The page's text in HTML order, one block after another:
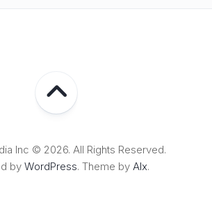
Inc © 2026. All Rights Reserved.
by WordPress. Theme by Alx.